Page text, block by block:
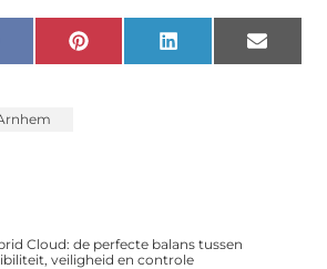
Pinterest LinkedIn Email
Cloud: de perfecte balans tussen
veiligheid en controle